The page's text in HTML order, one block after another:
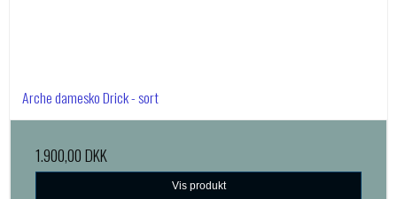
Arche damesko Drick - sort
1.900,00 DKK
Vis produkt